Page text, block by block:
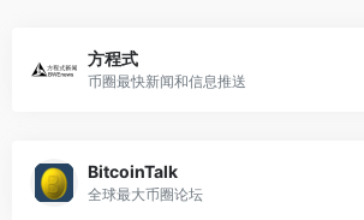
方程式
币圈最快新闻和信息推送
BitcoinTalk
全球最大币圈论坛